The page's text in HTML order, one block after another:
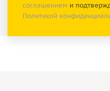
соглашением и
Политикой